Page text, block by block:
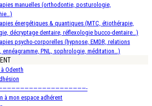
manuelles (orthodontie, posturologie,
énergétiques & quantiques (MTC, étiothérapie,
décryptage dentaire, réflexologie bucco-dentaire…)
psycho-corporelles (hypnose, EMDR, relations
ennéagramme, PNL, sophrologie, méditation…)
Odenth
à mon espace adhérent